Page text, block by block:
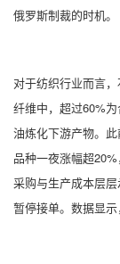
俄罗斯制裁的时机。
对于纺织行业而言
纤维中，超过60%
油炼化下游产物。
品种一夜涨幅超
采购与生产成本层
暂停接单。数据显